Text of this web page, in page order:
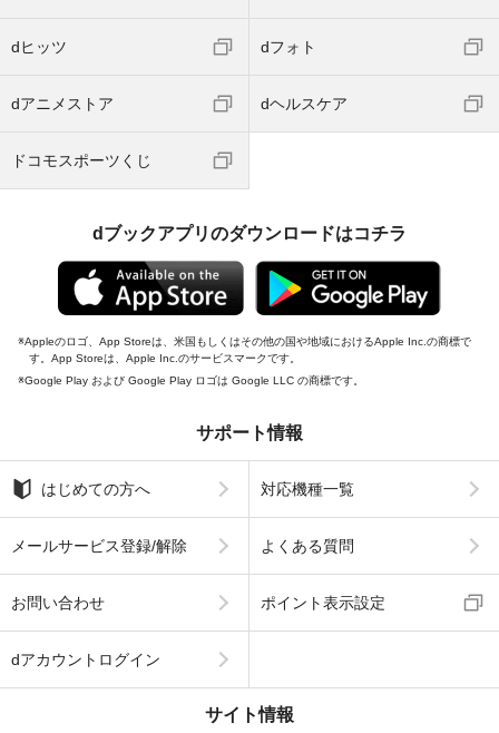
dヒッツ dフォト
dアニメストア dヘルスケア
ドコモスポーツくじ
dブックアプリのダウンロードはコチラ
Appleのロゴ、App Storeは、米国もしくはその他の国や地域におけるApple Inc.の商標で
す。App Storeは、Apple Inc.のサービスマークです。
Google Play および Google Play ロゴは Google LLC の商標です。
サポート情報
はじめての方へ 対応機種一覧
メールサービス登録/解除 よくある質問
お問い合わせ ポイント表示設定
dアカウントログイン
サイト情報